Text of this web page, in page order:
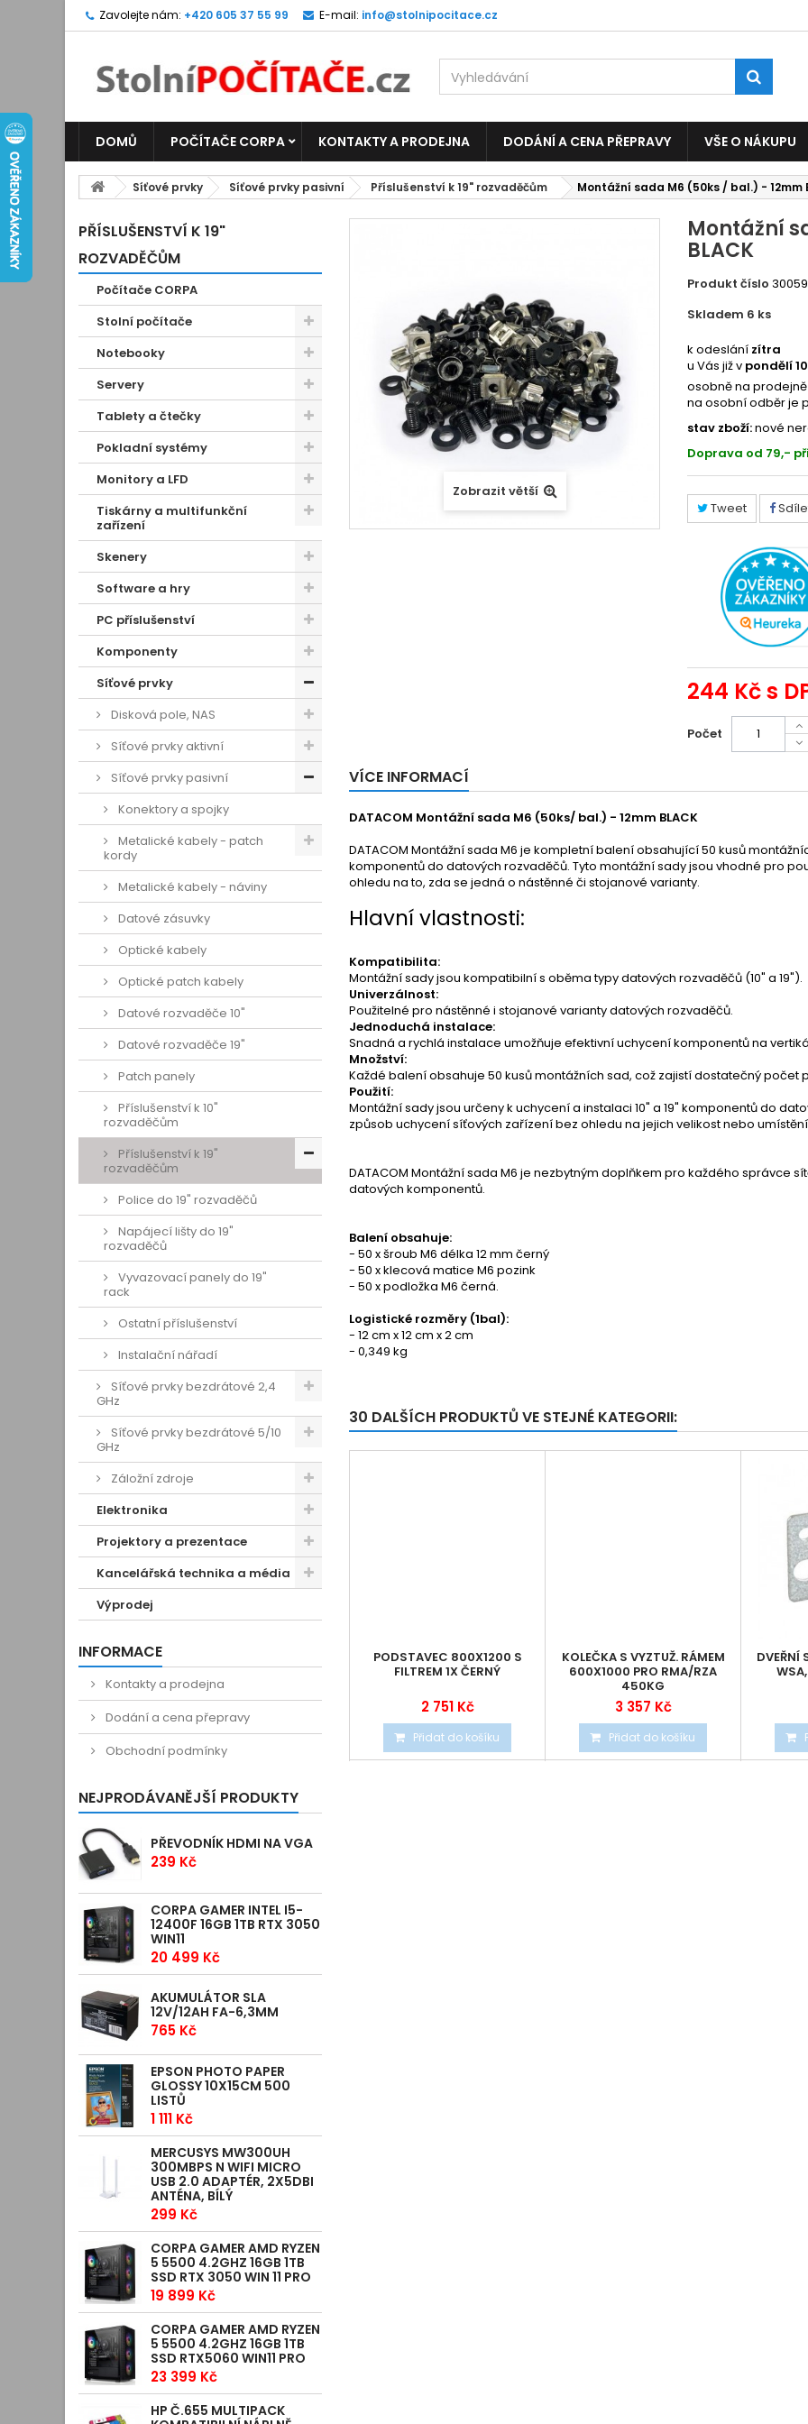
Zavolejte nám: +420 605 37 55 99 E-mail: info@stolnipocitace.cz
DOMŮ POČÍTAČE CORPA KONTAKTY A PRODEJNA DODÁNÍ A CENA PŘEPRAVY VŠE O NÁKUPU
Síťové prvky Síťové prvky pasivní Příslušenství k 19" rozvaděčům Montážní sada M6 (50ks / bal.) - 12mm
PŘÍSLUŠENSTVÍ K 19"
ROZVADĚČŮM
Počítače CORPA
Stolní počítače
Notebooky
Servery
Tablety a čtečky
Pokladní systémy
Monitory a LFD
Tiskárny a multifunkční
zařízení
Skenery
Software a hry
PC příslušenství
Komponenty
Síťové prvky
Disková pole, NAS
Síťové prvky aktivní
Síťové prvky pasivní
Konektory a spojky
Metalické kabely - patch
kordy
Metalické kabely - náviny
Datové zásuvky
Optické kabely
Optické patch kabely
Datové rozvaděče 10"
Datové rozvaděče 19"
Patch panely
Příslušenství k 10"
rozvaděčům
Příslušenství k 19"
rozvaděčům
Police do 19" rozvaděčů
Napájecí lišty do 19"
rozvaděčů
Vyvazovací panely do 19"
rack
Ostatní příslušenství
Instalační nářadí
Síťové prvky bezdrátové 2,4
GHz
Síťové prvky bezdrátové 5/10
GHz
Záložní zdroje
Elektronika
Projektory a prezentace
Kancelářská technika a média
Výprodej
INFORMACE
Kontakty a prodejna
Dodání a cena přepravy
Obchodní podmínky
NEJPRODÁVANĚJŠÍ PRODUKTY
PŘEVODNÍK HDMI NA VGA
239 Kč
CORPA GAMER INTEL I5-
12400F 16GB 1TB RTX 3050
WIN11
20 499 Kč
AKUMULÁTOR SLA
12V/12AH FA-6,3MM
765 Kč
EPSON PHOTO PAPER
GLOSSY 10X15CM 500
LISTŮ
1 111 Kč
MERCUSYS MW300UH
300MBPS N WIFI MICRO
USB 2.0 ADAPTÉR, 2X5DBI
ANTÉNA, BÍLÝ
299 Kč
CORPA GAMER AMD RYZEN
5 5500 4.2GHZ 16GB 1TB
SSD RTX 3050 WIN 11 PRO
19 899 Kč
CORPA GAMER AMD RYZEN
5 5500 4.2GHZ 16GB 1TB
SSD RTX5060 WIN11 PRO
23 399 Kč
HP Č.655 MULTIPACK
Zobrazit větší
Montážní
BLACK
Produkt číslo
Skladem 6 ks
k odeslání zítra
u Vás již v pondělí
osobně na
na osobní odběr je
stav zboží:nové
Doprava od 79,-
Tweet
244 Kčs
Počet
VÍCE INFORMACÍ
DATACOM Montážní sada M6 (50ks/ bal.) - 12mm BLACK
DATACOM Montážní sada M6 je kompletní balení obsahující 50 kusů
komponentů do datových rozvaděčů. Tyto montážní sady jsou vhodné pro
ohledu na to, zda se jedná o nástěnné či stojanové varianty.
Hlavní vlastnosti:
Kompatibilita:
Montážní sady jsou kompatibilní s oběma typy datových rozvaděčů (10" a 19").
Univerzálnost:
Použitelné pro nástěnné i stojanové varianty datových rozvaděčů.
Jednoduchá instalace:
Snadná a rychlá instalace umožňuje efektivní uchycení komponentů na
Množství:
Každé balení obsahuje 50 kusů montážních sad, což zajistí dostatečný počet
Použití:
Montážní sady jsou určeny k uchycení a instalaci 10" a 19" komponentů do
způsob uchycení síťových zařízení bez ohledu na jejich velikost nebo
DATACOM Montážní sada M6 je nezbytným doplňkem pro každého správce
datových komponentů.
Balení obsahuje:
- 50 x šroub M6 délka 12 mm černý
- 50 x klecová matice M6 pozink
- 50 x podložka M6 černá.
Logistické rozměry (1bal):
- 12 cm x 12 cm x 2 cm
- 0,349 kg
30 DALŠÍCH PRODUKTŮ VE STEJNÉ KATEGORII:
PODSTAVEC 800X1200 S
FILTREM 1X ČERNÝ
2 751 Kč
Přidat do košíku
KOLEČKA S VYZTUŽ. RÁMEM
600X1000 PRO RMA/RZA
450KG
3 357 Kč
Přidat do košíku
DVEŘNÍ